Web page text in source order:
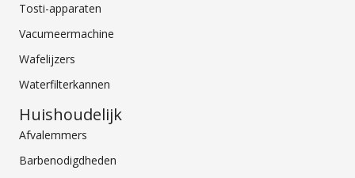
Tosti-apparaten
Vacumeermachine
Wafelijzers
Waterfilterkannen
Huishoudelijk
Afvalemmers
Barbenodigdheden